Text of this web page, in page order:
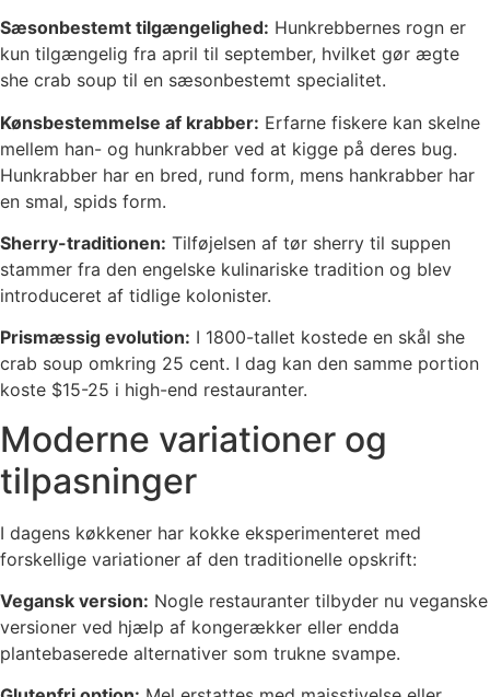
Sæsonbestemt tilgængelighed: Hunkrebbernes rogn er
kun tilgængelig fra april til september, hvilket gør ægte
she crab soup til en sæsonbestemt specialitet.
Kønsbestemmelse af krabber: Erfarne fiskere kan skelne
mellem han- og hunkrabber ved at kigge på deres bug.
Hunkrabber har en bred, rund form, mens hankrabber har
en smal, spids form.
Sherry-traditionen: Tilføjelsen af tør sherry til suppen
stammer fra den engelske kulinariske tradition og blev
introduceret af tidlige kolonister.
Prismæssig evolution: I 1800-tallet kostede en skål she
crab soup omkring 25 cent. I dag kan den samme portion
koste $15-25 i high-end restauranter.
Moderne variationer og
tilpasninger
I dagens køkkener har kokke eksperimenteret med
forskellige variationer af den traditionelle opskrift:
Vegansk version: Nogle restauranter tilbyder nu veganske
versioner ved hjælp af kongerækker eller endda
plantebaserede alternativer som trukne svampe.